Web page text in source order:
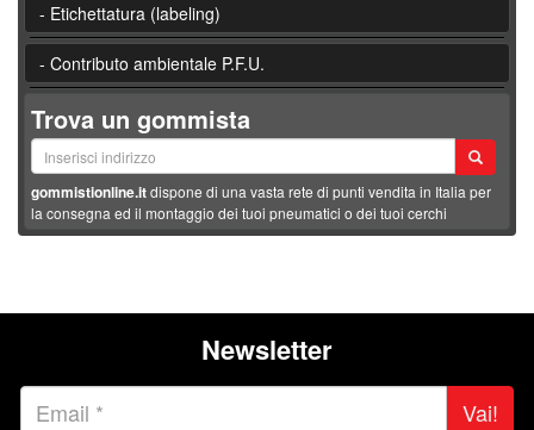
- Etichettatura (labeling)
- Contributo ambientale P.F.U.
Trova un gommista
gommistionline.itdispone di una vasta rete di punti vendita in Italia per
la consegna ed il montaggio dei tuoi pneumatici o dei tuoi cerchi
Newsletter
Vai!